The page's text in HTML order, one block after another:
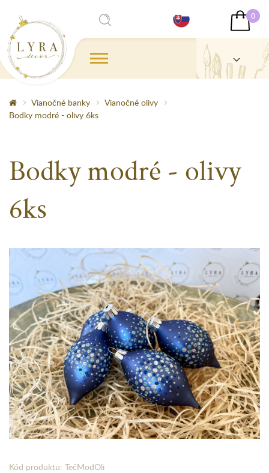
0
Vianočné banky
Vianočné olivy
Bodky modré - olivy 6ks
Bodky modré - olivy
6ks
Kód produktu: TečModOli